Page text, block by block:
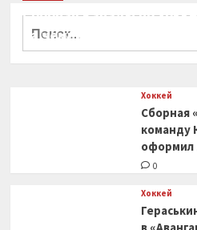
Сборная Канады по
на чемпионат мира
Хоккей
Сборная
команду
оформил
0
Хоккей